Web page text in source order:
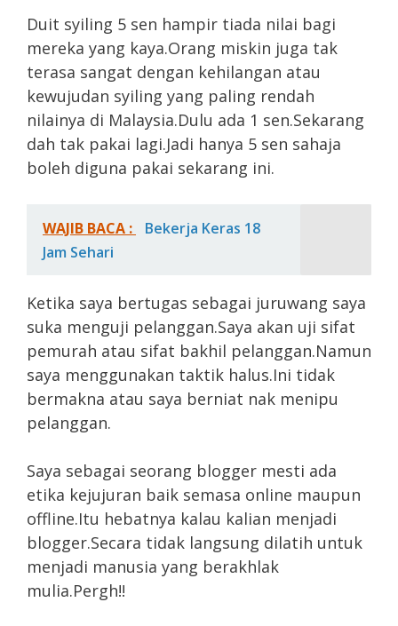
Duit syiling 5 sen hampir tiada nilai bagi
mereka yang kaya.Orang miskin juga tak
terasa sangat dengan kehilangan atau
kewujudan syiling yang paling rendah
nilainya di Malaysia.Dulu ada 1 sen.Sekarang
dah tak pakai lagi.Jadi hanya 5 sen sahaja
boleh diguna pakai sekarang ini.
WAJIB BACA :
Bekerja Keras 18
Jam Sehari
Ketika saya bertugas sebagai juruwang saya
suka menguji pelanggan.Saya akan uji sifat
pemurah atau sifat bakhil pelanggan.Namun
saya menggunakan taktik halus.Ini tidak
bermakna atau saya berniat nak menipu
pelanggan.
Saya sebagai seorang blogger mesti ada
etika kejujuran baik semasa online maupun
offline.Itu hebatnya kalau kalian menjadi
blogger.Secara tidak langsung dilatih untuk
menjadi manusia yang berakhlak
mulia.Pergh!!